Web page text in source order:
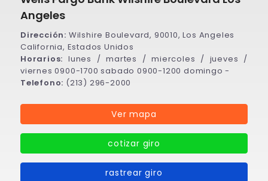
Angeles
Dirección: Wilshire Boulevard, 90010, Los Angeles
California, Estados Unidos
Horarios: lunes / martes / miercoles / jueves /
viernes 0900-1700 sabado 0900-1200 domingo -
Telefono: (213) 296-2000
Ver mapa
cotizar giro
rastrear giro